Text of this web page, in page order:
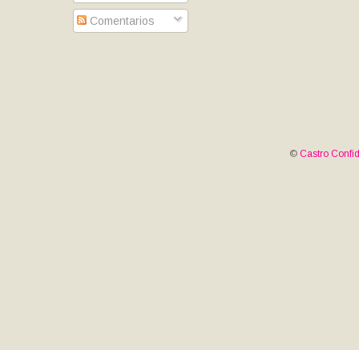
Comentarios
© Castro